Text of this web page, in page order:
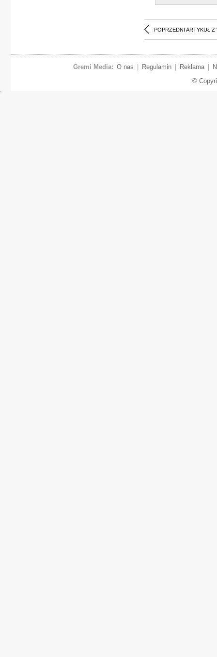
POPRZEDNI ARTYKUŁ Z
Gremi Media: O nas Regulamin Reklama
©